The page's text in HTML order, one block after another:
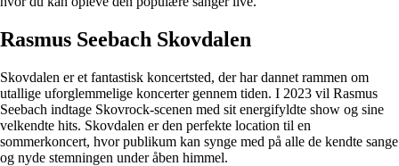
Rasmus Seebach Skovdalen
Skovdalen er et fantastisk koncertsted, der har dannet rammen om
utallige uforglemmelige koncerter gennem tiden. I 2023 vil Rasmus
Seebach indtage Skovrock-scenen med sit energifyldte show og sine
velkendte hits. Skovdalen er den perfekte location til en
sommerkoncert, hvor publikum kan synge med på alle de kendte sange
og nyde stemningen under åben himmel.